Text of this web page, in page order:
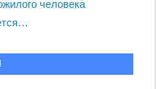
человека